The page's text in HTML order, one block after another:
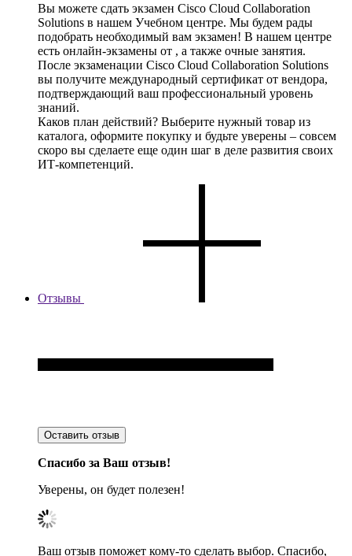
Вы можете сдать экзамен Cisco Cloud Collaboration
Solutions в нашем Учебном центре. Мы будем рады
подобрать необходимый вам экзамен! В нашем центре
есть онлайн-экзамены от , а также очные занятия.
После экзаменации Cisco Cloud Collaboration Solutions
вы получите международный сертификат от вендора,
подтверждающий ваш профессиональный уровень
знаний.
Каков план действий? Выберите нужный товар из
каталога, оформите покупку и будьте уверены – совсем
скоро вы сделаете еще один шаг в деле развития своих
ИТ-компетенций.
Отзывы
Оставить отзыв
Спасибо за Ваш отзыв!
Уверены, он будет полезен!
Ваш отзыв поможет кому-то сделать выбор. Спасибо,